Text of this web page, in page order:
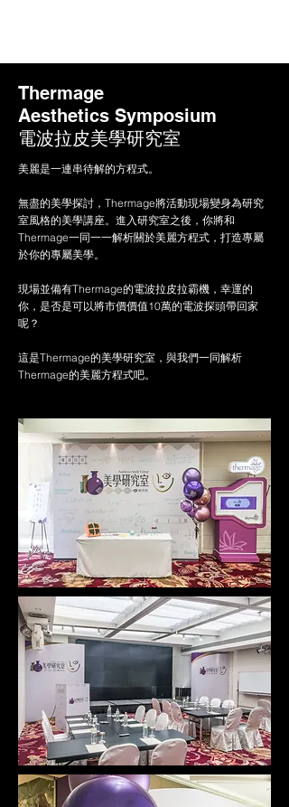
Thermage
Aesthetics Symposium
電波拉皮美學研究室
美麗是一連串待解的方程式。
無盡的美學探討，Thermage將活動現場變身為研究
室風格的美學講座。進入研究室之後，你將和
Thermage一同一一解析關於美麗方程式，打造專屬
於你的專屬美學。
現場並備有Thermage的電波拉皮拉霸機，幸運的
你，是否是可以將市價價值10萬的電波探頭帶回家
呢？
這是Thermage的美學研究室，與我們一同解析
Thermage的美麗方程式吧。